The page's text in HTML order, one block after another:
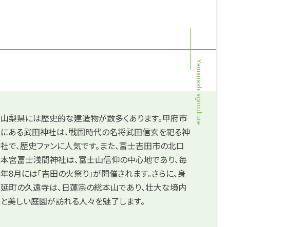
山梨県には歴史的な建造物が数多くあります。甲府市
にある武田神社は、戦国時代の名将武田信玄を祀る神
社で、歴史ファンに人気です。また、富士吉田市の北口
本宮冨士浅間神社は、富士山信仰の中心地であり、毎
年8月には「吉田の火祭り」が開催されます。さらに、身
延町の久遠寺は、日蓮宗の総本山であり、壮大な境内
と美しい庭園が訪れる人々を魅了します。